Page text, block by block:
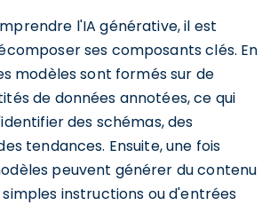
l'IA générative, il est
ses composants clés. En
modèles sont formés sur de
de données annotées, ce qui
des schémas, des
tendances. Ensuite, une fois
peuvent générer du contenu
instructions ou d'entrées